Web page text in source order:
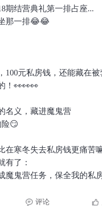
期结营典礼第一排占座...
那一排😂😂
100元私房钱，还能藏在被
！👀👀👀
名义，藏进魔鬼营
险😏
在寒冬失去私房钱更痛苦
有了：
魔鬼营任务，保全我的私
评论